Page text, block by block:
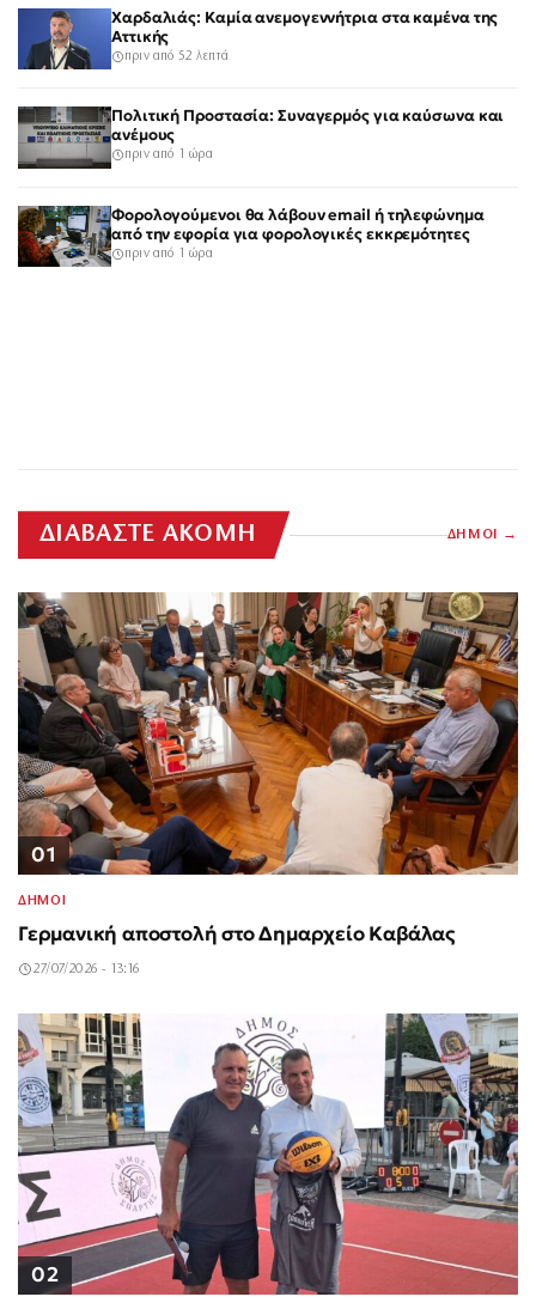
Χαρδαλιάς: Καμία ανεμογεννήτρια στα καμένα της
Αττικής
πριν από 52 λεπτά
Πολιτική Προστασία: Συναγερμός για καύσωνα και
ανέμους
πριν από 1 ώρα
Φορολογούμενοι θα λάβουν email ή τηλεφώνημα
από την εφορία για φορολογικές εκκρεμότητες
πριν από 1 ώρα
ΔΙΑΒΑΣΤΕ ΑΚΟΜΗ ΔΗΜΟΙ
01
ΔΗΜΟΙ
Γερμανική αποστολή στο Δημαρχείο Καβάλας
27/07/2026 - 13:16
02